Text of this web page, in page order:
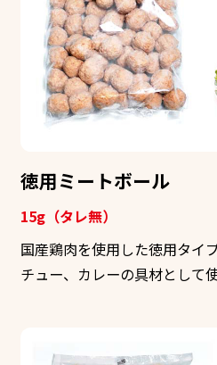
徳用ミートボール
15g（タレ無）
国産鶏肉を使用した徳用タイ
チュー、カレーの具材として